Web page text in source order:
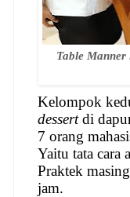
Table
Kelompok
dessertdi
7 orang
Yaitu tata cara
Praktek
jam.